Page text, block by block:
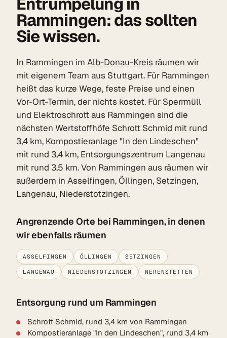
Rammingen: das sollten
Sie wissen.
In Rammingen im Alb-Donau-Kreis räumen wir
mit eigenem Team aus Stuttgart. Für Rammingen
heißt das kurze Wege, feste Preise und einen
Vor-Ort-Termin, der nichts kostet. Für Sperrmüll
und Elektroschrott aus Rammingen sind die
nächsten Wertstoffhöfe Schrott Schmid mit rund
3,4 km, Kompostieranlage "In den Lindeschen"
mit rund 3,4 km, Entsorgungszentrum Langenau
mit rund 3,5 km. Von Rammingen aus räumen wir
außerdem in Asselfingen, Öllingen, Setzingen,
Langenau, Niederstotzingen.
Angrenzende Orte bei Rammingen, in denen
wir ebenfalls räumen
ASSELFINGEN ÖLLINGEN SETZINGEN
LANGENAU NIEDERSTOTZINGEN NERENSTETTEN
Entsorgung rund um Rammingen
Schrott Schmid, rund 3,4 km von Rammingen
Kompostieranlage "In den Lindeschen", rund 3,4 km